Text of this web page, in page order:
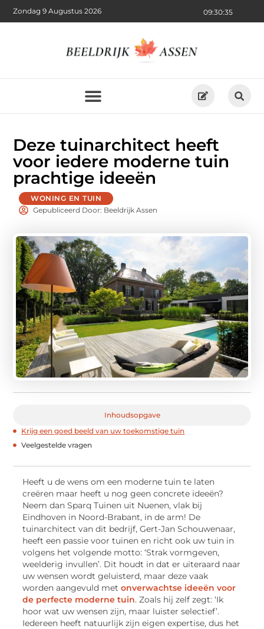
09:30:36
Zondag 9 Augustus 2026
Deze tuinarchitect heeft
voor iedere moderne tuin
prachtige ideeën
WONING EN TUIN
Gepubliceerd Door: Beeldrijk Assen
Inhoudsopgave
Krijg een goed beeld van uw toekomstige tuin
Veelgestelde vragen
Heeft u de wens om een moderne tuin te laten
creëren maar heeft u nog geen concrete ideeën?
Neem dan Sparq Tuinen uit Nuenen, vlak bij
Eindhoven in Noord-Brabant, in de arm! De
tuinarchitect van dit bedrijf, Gert-Jan Schouwenaar,
heeft een passie voor tuinen en richt ook uw tuin in
volgens het volgende motto: ‘Strak vormgeven,
weelderig invullen’. Dit houdt in dat er uiteraard naar
uw wensen wordt geluisterd, maar deze vaak
worden aangevuld metonverwachtse ideeën voor
de perfecte moderne tuin. Zoals hij zelf zegt: ‘Ik
hoor wat uw wensen zijn, maar luister selectief’.
Iedereen heeft natuurlijk zijn eigen expertise, dus het